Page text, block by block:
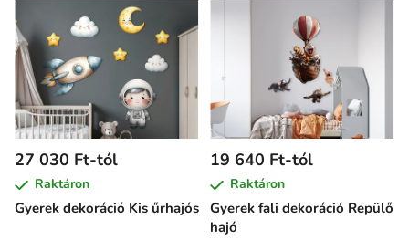
Gyerek dekoráció Kis űrhajós
27 030 Ft-tól
Raktáron
Gyerek fali dekoráció Repülő
hajó
19 640 Ft-tól
Raktáron